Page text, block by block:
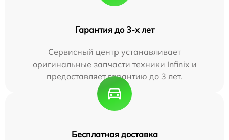
Гарантия до 3-х лет
Сервисный центр устанавливает
оригинальные запчасти техники Infinix и
предоставляет гарантию до 3 лет.
Бесплатная доставка